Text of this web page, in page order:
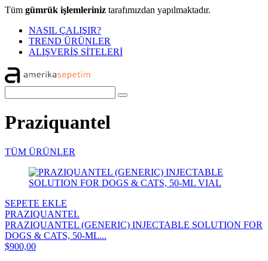
Tüm gümrük işlemleriniz tarafımızdan yapılmaktadır.
NASIL ÇALIŞIR?
TREND ÜRÜNLER
ALIŞVERİŞ SİTELERİ
Praziquantel
TÜM ÜRÜNLER
SEPETE EKLE
PRAZIQUANTEL
PRAZIQUANTEL (GENERIC) INJECTABLE SOLUTION FOR
DOGS & CATS, 50-ML...
$900,00